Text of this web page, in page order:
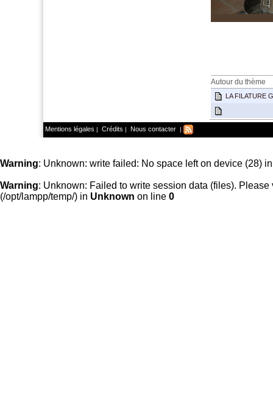
Autour du thème
LA FILATURE
Mentions légales | Crédits | Nous contacter |
Warning: Unknown: write failed: No space left on device (28)
Warning: Unknown: Failed to write session data (files).
(/opt/lampp/temp/) in Unknown on line 0